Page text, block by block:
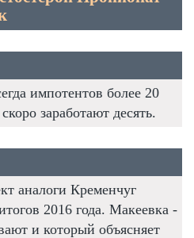
импотентов более 20
заработают десять.
аналоги Кременчуг
2016 года. Макеевка -
и который объясняет